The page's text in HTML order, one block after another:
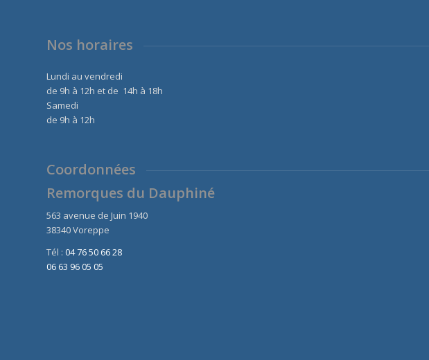
Nos horaires
Lundi au vendredi
de 9h à 12h et de 14h à 18h
Samedi
de 9h à 12h
Coordonnées
Remorques du Dauphiné
563 avenue de Juin 1940
38340 Voreppe
Tél : 04 76 50 66 28
06 63 96 05 05